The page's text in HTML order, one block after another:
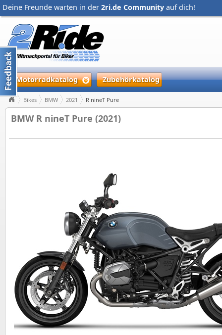
Deine Freunde warten in der 2ri.de Community auf dich!
Motorradkatalog Zubehörkatalog
Bikes BMW 2021 R nineT Pure
BMW R nineT Pure (2021)